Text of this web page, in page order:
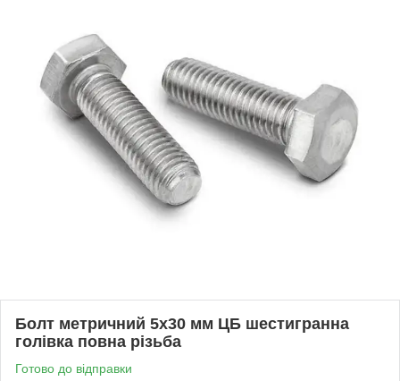
Болт метричний 5х30 мм ЦБ шестигранна
голiвка повна рiзьба
Готово до відправки